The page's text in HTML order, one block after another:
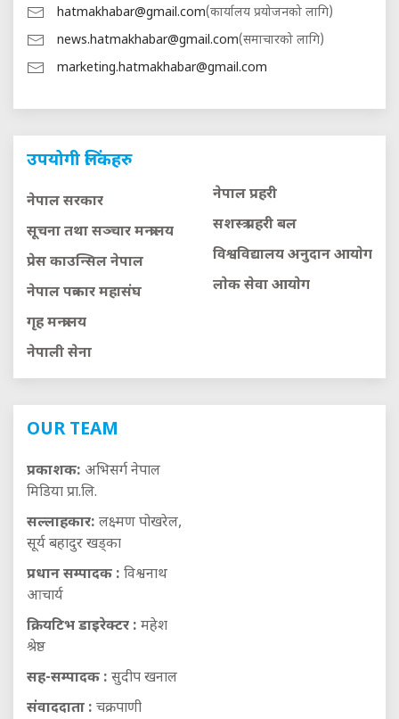
hatmakhabar@gmail.com(कार्यालय प्रयोजनको लागि)
news.hatmakhabar@gmail.com(समाचारको लागि)
marketing.hatmakhabar@gmail.com
उपयोगी लिंकहरु
नेपाल सरकार
सूचना तथा सञ्चार मन्त्रालय
प्रेस काउन्सिल नेपाल
नेपाल पत्रकार महासंघ
गृह मन्त्रालय
नेपाली सेना
नेपाल प्रहरी
सशस्त्र प्रहरी बल
विश्वविद्यालय अनुदान आयाेग
लाेक सेवा आयाेग
OUR TEAM
प्रकाशक: अभिसर्ग नेपाल
मिडिया प्रा.लि.
सल्लाहकार: लक्ष्मण पोखरेल,
सूर्य बहादुर खड्का
प्रधान सम्पादक : विश्वनाथ
आचार्य
क्रियटिभ डाइरेक्टर : महेश
श्रेष्ठ
सह-सम्पादक : सुदीप खनाल
संवाददाता : चक्रपाणी